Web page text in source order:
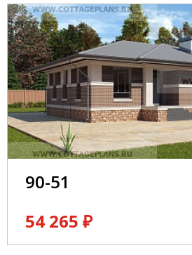
90-51
54 265 ₽